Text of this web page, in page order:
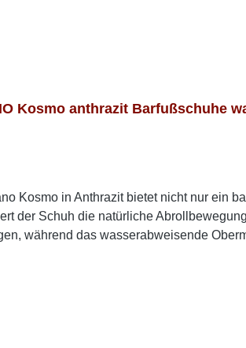
Kosmo anthrazit Barfußschuhe
Kosmo in Anthrazit bietet nicht nur ein
der Schuh die natürliche
während das wasserabweisende